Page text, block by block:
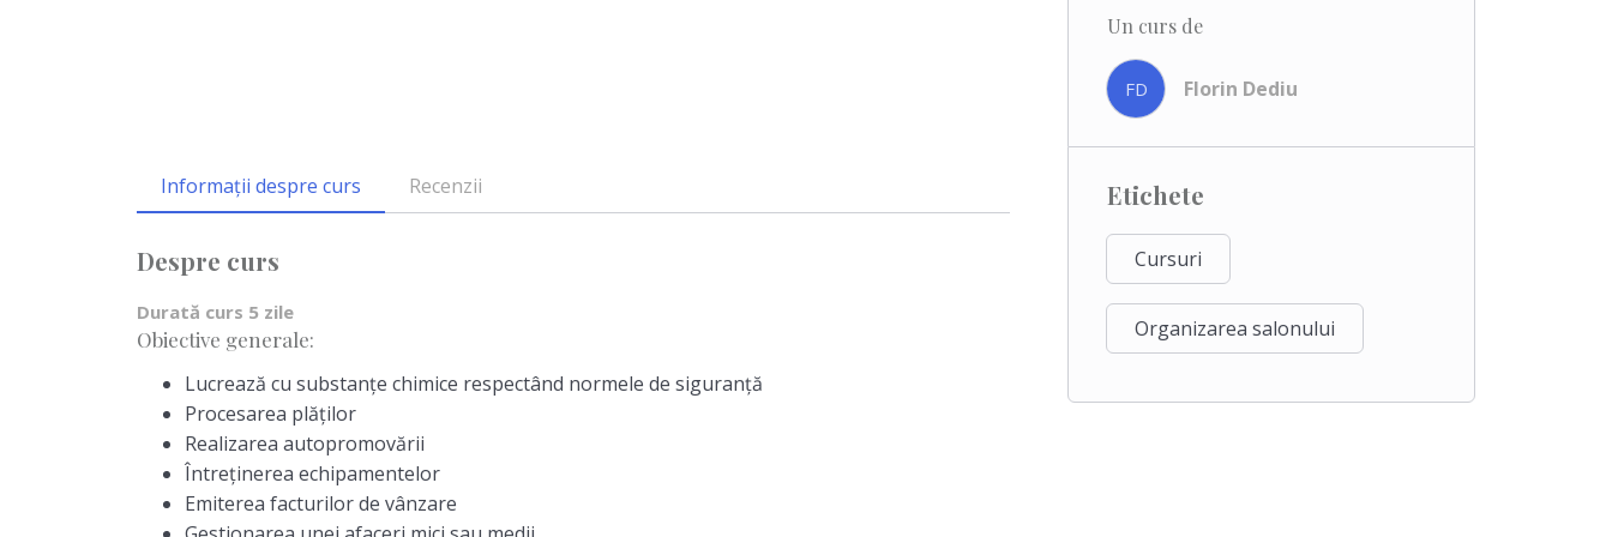
Informații despre curs Recenzii
Despre curs
Durată curs 5 zile
Obiective generale:
Lucrează cu substanţe chimice respectând normele de siguranţă
Procesarea plăților
Realizarea autopromovării
Întreţinerea echipamentelor
Emiterea facturilor de vânzare
Un curs de
FD Florin Dediu
Etichete
Cursuri
Organizarea salonului